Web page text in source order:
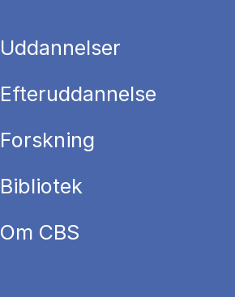
Uddannelser
Efteruddannelse
Forskning
Bibliotek
Om CBS